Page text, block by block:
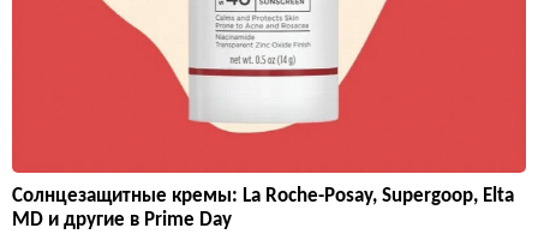
Солнцезащитные кремы: La Roche-Posay, Supergoop, Elta
MD и другие в Prime Day